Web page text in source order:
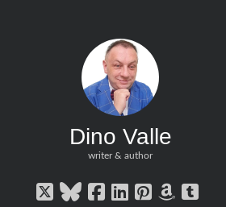
Dino Valle
writer & author
twitterbluesky
facebook
linkedin
pinterest